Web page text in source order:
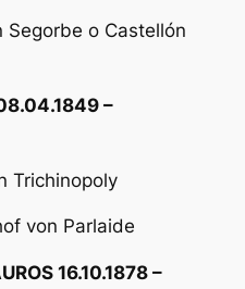
Segorbe o Castellón
–
Trichinopoly
von Parlaide
16.10.1878 –